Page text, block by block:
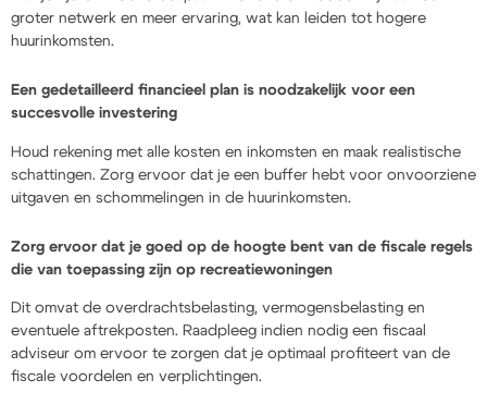
groter netwerk en meer ervaring, wat kan leiden tot hogere
huurinkomsten.
Een gedetailleerd financieel plan is noodzakelijk voor een
succesvolle investering
Houd rekening met alle kosten en inkomsten en maak realistische
schattingen. Zorg ervoor dat je een buffer hebt voor onvoorziene
uitgaven en schommelingen in de huurinkomsten.
Zorg ervoor dat je goed op de hoogte bent van de fiscale regels
die van toepassing zijn op recreatiewoningen
Dit omvat de overdrachtsbelasting, vermogensbelasting en
eventuele aftrekposten. Raadpleeg indien nodig een fiscaal
adviseur om ervoor te zorgen dat je optimaal profiteert van de
fiscale voordelen en verplichtingen.